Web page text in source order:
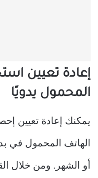
إعادة تعيين
المحمول يدويًا
يمكنك إعادة تعيين
الهاتف المحمول في
أو الشهر. ومن خلال